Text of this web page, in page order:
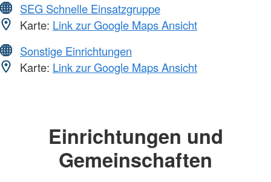
SEG Schnelle Einsatzgruppe
Karte: Link zur Google Maps Ansicht
Sonstige Einrichtungen
Karte: Link zur Google Maps Ansicht
Einrichtungen und
Gemeinschaften